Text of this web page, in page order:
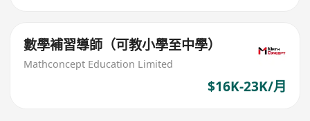
數學補習導師（可教小學至中學）
Mathconcept Education Limited
$16K-23K/月